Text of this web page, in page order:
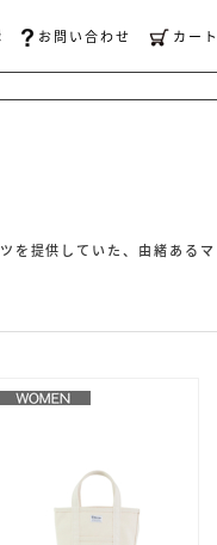
お問い合わせ カート
を提供していた、由緒あるマ